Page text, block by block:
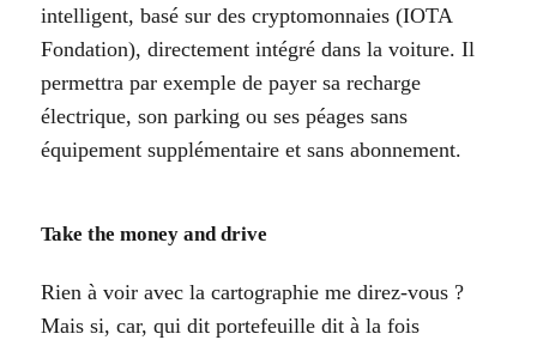
intelligent, basé sur des cryptomonnaies (IOTA
Fondation), directement intégré dans la voiture. Il
permettra par exemple de payer sa recharge
électrique, son parking ou ses péages sans
équipement supplémentaire et sans abonnement.
Take the money and drive
Rien à voir avec la cartographie me direz-vous ?
Mais si, car, qui dit portefeuille dit à la fois